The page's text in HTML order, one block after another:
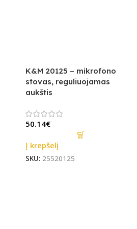
K&M 20125 – mikrofono
stovas, reguliuojamas
aukštis
50.14€
Į krepšelį
SKU: 25520125